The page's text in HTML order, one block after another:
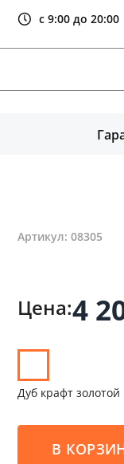
с 9:00 до 20:00
Артикул: 08305
Цена:4
Дуб крафт золотой
В